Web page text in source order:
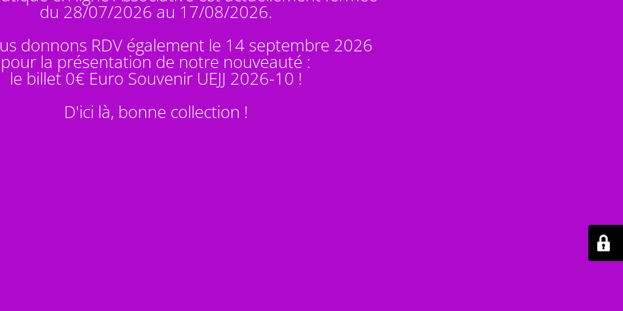
du 28/07/2026 au 17/08/2026.
donnons RDV également le 14 septembre 2026
pour la présentation de notre nouveauté :
le billet 0€ Euro Souvenir UEJJ 2026-10 !
D'ici là, bonne collection !